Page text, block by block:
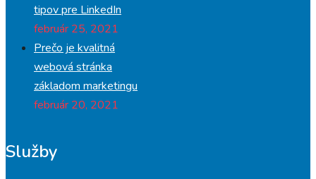
tipov pre LinkedIn
február 25, 2021
Prečo je kvalitná
webová stránka
základom marketingu
február 20, 2021
Služby